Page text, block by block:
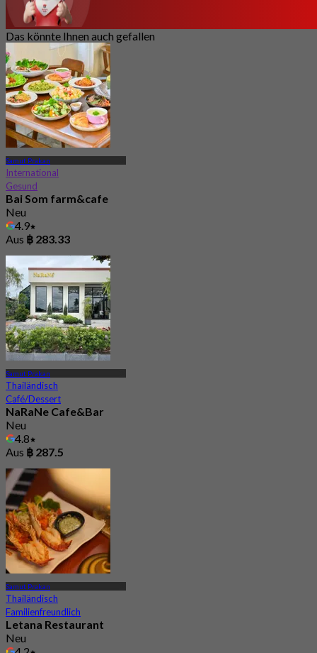
Das könnte Ihnen auch gefallen
Samut Prakan
International
Gesund
Bai Som farm&cafe
Neu
4.9
Aus ฿ 283.33
Samut Prakan
Thailändisch
Café/Dessert
NaRaNe Cafe&Bar
Neu
4.8
Aus ฿ 287.5
Samut Prakan
Thailändisch
Familienfreundlich
Letana Restaurant
Neu